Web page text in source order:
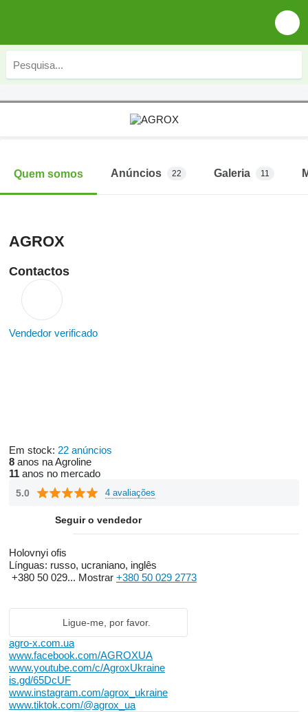
Quem somos Anúncios 22 Galeria 11
AGROX
Contactos
Vendedor verificado
Em stock: 22 anúncios
8 anos na Agroline
11 anos no mercado
5.0 4 avaliações
Seguir o vendedor
Holovnyi ofis
Línguas: russo, ucraniano, inglês
+380 50 029... Mostrar +380 50 029 2773
Ligue-me, por favor.
agro-x.com.ua
www.facebook.com/AGROXUA
www.youtube.com/c/AgroxUkraine
is.gd/65DcUF
www.instagram.com/agrox_ukraine
www.tiktok.com/@agrox_ua